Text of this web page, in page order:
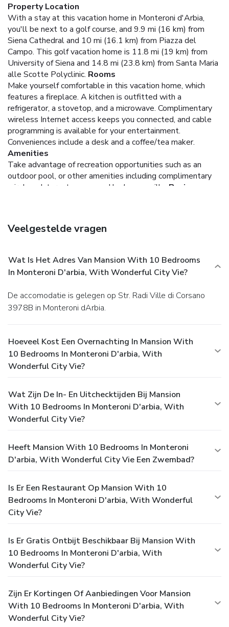
Property Location
With a stay at this vacation home in Monteroni d'Arbia,
you'll be next to a golf course, and 9.9 mi (16 km) from
Siena Cathedral and 10 mi (16.1 km) from Piazza del
Campo. This golf vacation home is 11.8 mi (19 km) from
University of Siena and 14.8 mi (23.8 km) from Santa Maria
alle Scotte Polyclinic. Rooms
Make yourself comfortable in this vacation home, which
features a fireplace. A kitchen is outfitted with a
refrigerator, a stovetop, and a microwave. Complimentary
wireless Internet access keeps you connected, and cable
programming is available for your entertainment.
Conveniences include a desk and a coffee/tea maker.
Amenities
Take advantage of recreation opportunities such as an
outdoor pool, or other amenities including complimentary
wireless Internet access and barbecue grills.
Business,
Veelgestelde vragen
Wat Is Het Adres Van Mansion With 10 Bedrooms
In Monteroni D'arbia, With Wonderful City Vie?
De accomodatie is gelegen op Str. Radi Ville di Corsano
3978B in Monteroni dArbia.
Hoeveel Kost Een Overnachting In Mansion With
10 Bedrooms In Monteroni D'arbia, With
Wonderful City Vie?
Wat Zijn De In- En Uitchecktijden Bij Mansion
With 10 Bedrooms In Monteroni D'arbia, With
Wonderful City Vie?
Heeft Mansion With 10 Bedrooms In Monteroni
D'arbia, With Wonderful City Vie Een Zwembad?
Is Er Een Restaurant Op Mansion With 10
Bedrooms In Monteroni D'arbia, With Wonderful
City Vie?
Is Er Gratis Ontbijt Beschikbaar Bij Mansion With
10 Bedrooms In Monteroni D'arbia, With
Wonderful City Vie?
Zijn Er Kortingen Of Aanbiedingen Voor Mansion
With 10 Bedrooms In Monteroni D'arbia, With
Wonderful City Vie?